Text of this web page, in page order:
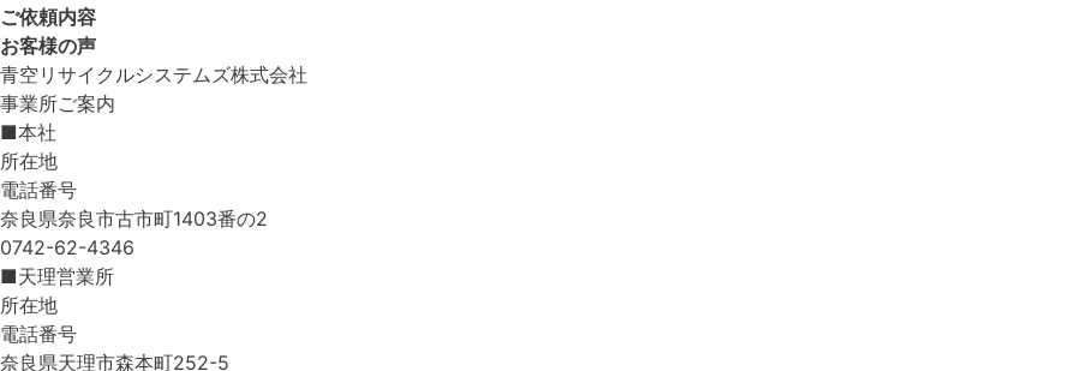
ご依頼内容
お客様の声
青空リサイクルシステムズ株式会社
事業所ご案内
■本社
所在地
電話番号
奈良県奈良市古市町1403番の2
0742-62-4346
■天理営業所
所在地
電話番号
奈良県天理市森本町252-5